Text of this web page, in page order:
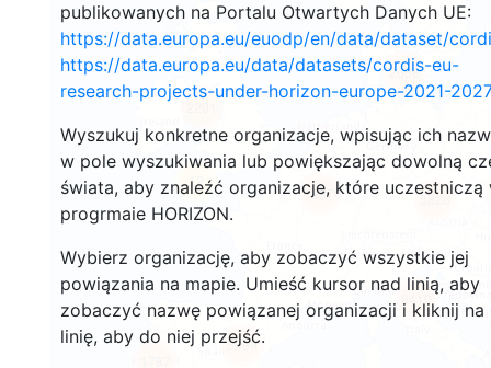
publikowanych na Portalu Otwartych Danych UE:
https://data.europa.eu/euodp/en/data/dataset/
https://data.europa.eu/data/datasets/cordis-eu-
research-projects-under-horizon-europe-2021-2027
Wyszukuj konkretne organizacje, wpisując ich
w pole wyszukiwania lub powiększając dowolną
świata, aby znaleźć organizacje, które uczestniczą
progrmaie HORIZON.
Wybierz organizację, aby zobaczyć wszystkie jej
powiązania na mapie. Umieść kursor nad linią, aby
zobaczyć nazwę powiązanej organizacji i kliknij na
linię, aby do niej przejść.
12
2658
5826
19370
5999